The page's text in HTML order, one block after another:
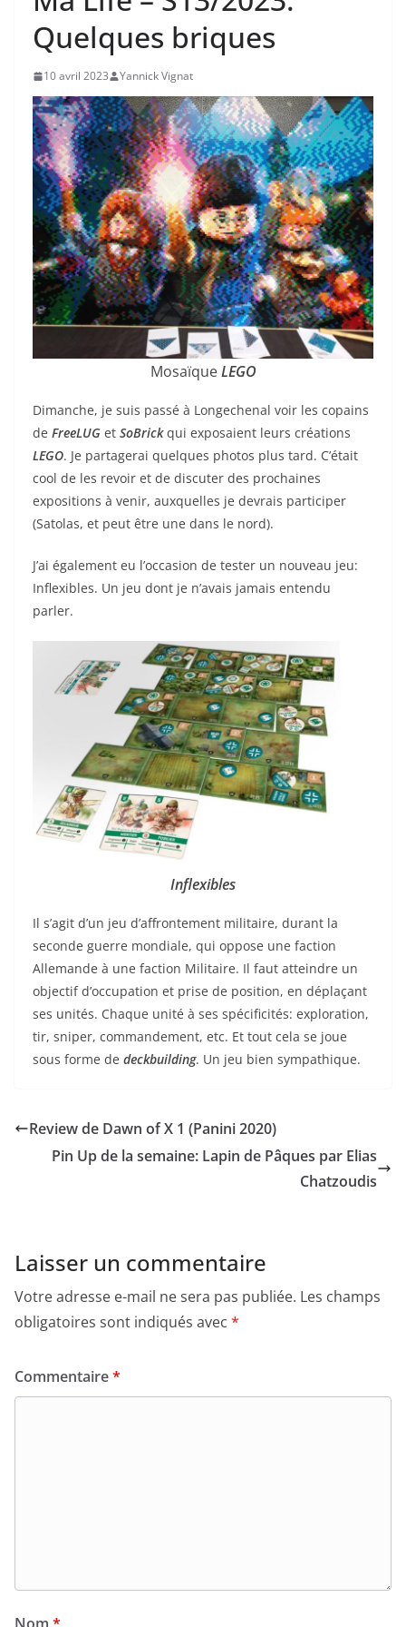
Quelques briques
10 avril 2023 Yannick Vignat
MosaïqueLEGO
Dimanche, je suis passé à Longechenal voir les copains
de FreeLUG et SoBrickqui exposaient leurs créations
LEGO. Je partagerai quelques photos plus tard. C’était
cool de les revoir et de discuter des prochaines
expositions à venir, auxquelles je devrais participer
(Satolas, et peut être une dans le nord).
J’ai également eu l’occasion de tester un nouveau jeu:
Inflexibles. Un jeu dont je n’avais jamais entendu
parler.
Inflexibles
Il s’agit d’un jeu d’affrontement militaire, durant la
seconde guerre mondiale, qui oppose une faction
Allemande à une faction Militaire. Il faut atteindre un
objectif d’occupation et prise de position, en déplaçant
ses unités. Chaque unité à ses spécificités: exploration,
tir, sniper, commandement, etc. Et tout cela se joue
sous forme de deckbuilding. Un jeu bien sympathique.
Review de Dawn of X 1 (Panini 2020)
Pin Up de la semaine: Lapin de Pâques par Elias
Chatzoudis
Laisser un commentaire
Votre adresse e-mail ne sera pas publiée. Les champs
obligatoires sont indiqués avec *
Commentaire*